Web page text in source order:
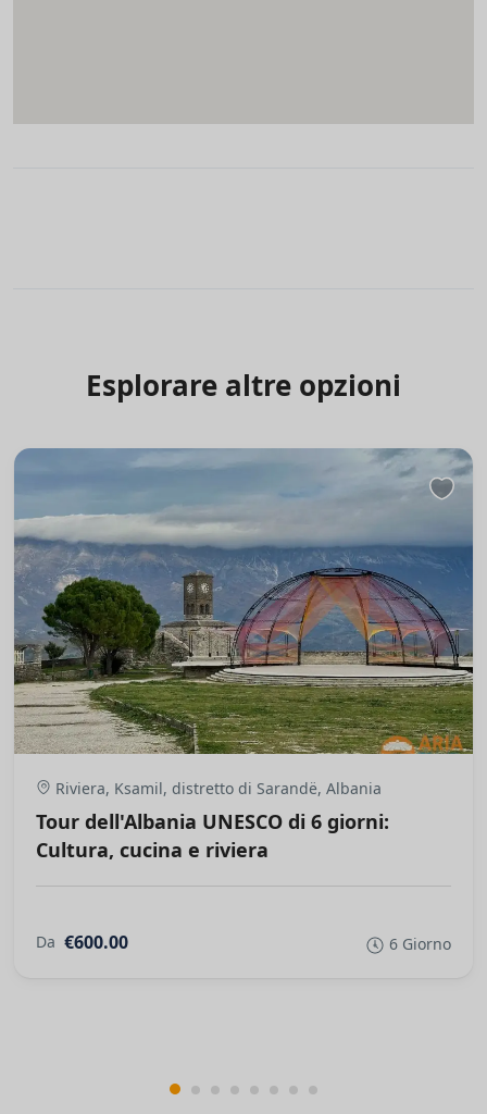
Esplorare altre opzioni
Riviera, Ksamil, distretto di Sarandë, Albania
Tour dell'Albania UNESCO di 6 giorni:
Cultura, cucina e riviera
Da €600.00 6 Giorno